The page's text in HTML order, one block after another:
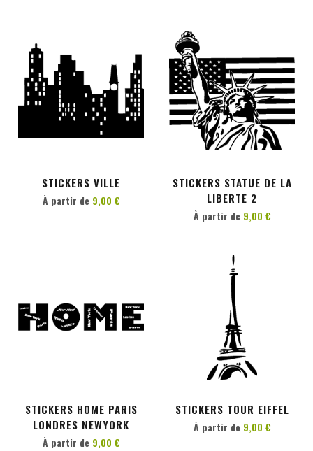
STICKERS VILLE
À partir de 9,00 €
STICKERS STATUE DE LA
LIBERTE 2
PERSONNALISER
À partir de 9,00 €
STICKERS HOME PARIS
LONDRES NEWYORK
À partir de 9,00 €
STICKERS TOUR EIFFEL
PERSONNALISER
À partir de 9,00 €